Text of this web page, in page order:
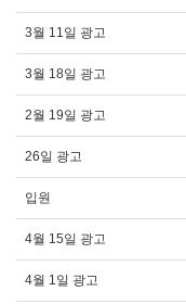
3월 11일 광고
3월 18일 광고
2월 19일 광고
26일 광고
입원
4월 15일 광고
4월 1일 광고